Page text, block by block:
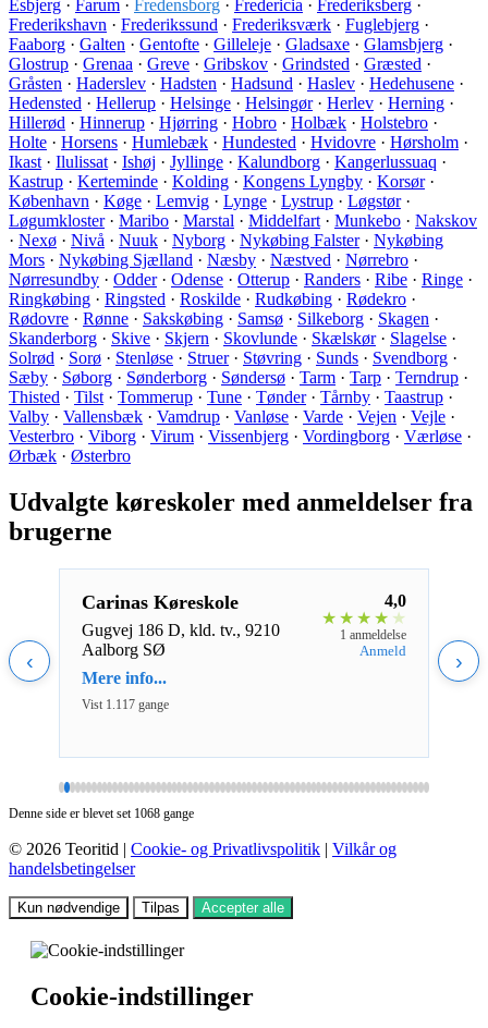
Esbjerg · Farum · Fredensborg · Fredericia · Frederiksberg ·
Frederikshavn · Frederikssund · Frederiksværk · Fuglebjerg ·
Faaborg · Galten · Gentofte · Gilleleje · Gladsaxe · Glamsbjerg ·
Glostrup · Grenaa · Greve · Gribskov · Grindsted · Græsted ·
Gråsten · Haderslev · Hadsten · Hadsund · Haslev · Hedehusene ·
Hedensted · Hellerup · Helsinge · Helsingør· Herlev · Herning ·
Hillerød · Hinnerup · Hjørring · Hobro · Holbæk · Holstebro ·
Holte · Horsens · Humlebæk · Hundested · Hvidovre · Hørsholm ·
Ikast · Ilulissat · Ishøj · Jyllinge · Kalundborg · Kangerlussuaq ·
Kastrup · Kerteminde · Kolding · Kongens Lyngby · Korsør·
København · Køge · Lemvig · Lynge · Lystrup · Løgstør·
Løgumkloster· Maribo · Marstal · Middelfart · Munkebo · Nakskov
· Nexø · Nivå · Nuuk · Nyborg · Nykøbing Falster· Nykøbing
Mors · Nykøbing Sjælland · Næsby · Næstved · Nørrebro ·
Nørresundby · Odder· Odense · Otterup · Randers · Ribe · Ringe ·
Ringkøbing · Ringsted · Roskilde · Rudkøbing · Rødekro ·
Rødovre · Rønne · Sakskøbing · Samsø · Silkeborg · Skagen ·
Skanderborg · Skive · Skjern · Skovlunde · Skælskør· Slagelse ·
Solrød · Sorø · Stenløse · Struer· Støvring · Sunds · Svendborg ·
Sæby · Søborg · Sønderborg · Søndersø · Tarm · Tarp · Terndrup ·
Thisted · Tilst · Tommerup · Tune · Tønder· Tårnby · Taastrup ·
Valby · Vallensbæk · Vamdrup · Vanløse · Varde · Vejen · Vejle ·
Vesterbro · Viborg · Virum · Vissenbjerg · Vordingborg · Værløse ·
Ørbæk · Østerbro
Udvalgte køreskoler med anmeldelser fra
brugerne
‹
Carinas Køreskole
Gugvej 186 D, kld. tv., 9210
Aalborg SØ
Mere info...
Vist 1.117 gange
4,0
★ ★ ★ ★ ★
1 anmeldelse
Anmeld ›
Denne side er blevet set 1068 gange
© 2026 Teoritid | Cookie- og Privatlivspolitik | Vilkår og
handelsbetingelser
Kun nødvendige Tilpas Accepter alle
Cookie-indstillinger